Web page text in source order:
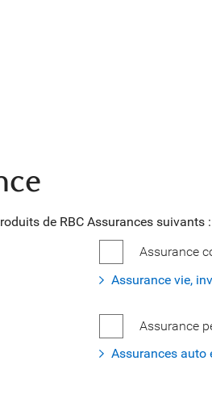
de RBC Assurances suivants
Assurance
Assurance vie,
Assurance
Assurances auto